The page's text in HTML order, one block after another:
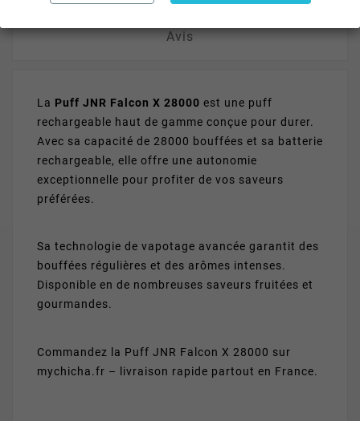
Avis
La Puff JNR Falcon X 28000 est une puff
rechargeable haut de gamme conçue pour durer.
Avec sa capacité de 28000 bouffées et sa batterie
rechargeable, elle offre une autonomie
exceptionnelle pour profiter de vos saveurs
préférées.
Sa technologie de vapotage avancée garantit des
bouffées régulières et des arômes intenses.
Disponible en de nombreuses saveurs fruitées et
gourmandes.
Commandez la Puff JNR Falcon X 28000 sur
mychicha.fr – livraison rapide partout en France.